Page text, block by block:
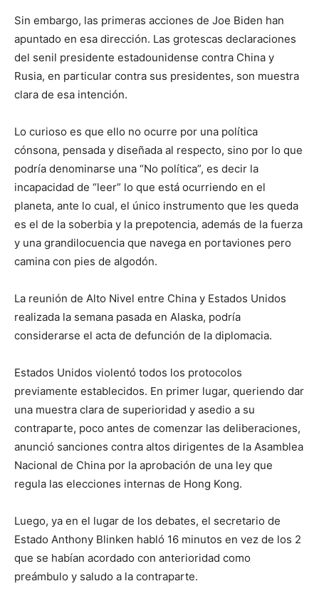
Sin embargo, las primeras acciones de Joe Biden han
apuntado en esa dirección. Las grotescas declaraciones
del senil presidente estadounidense contra China y
Rusia, en particular contra sus presidentes, son muestra
clara de esa intención.
Lo curioso es que ello no ocurre por una política
cónsona, pensada y diseñada al respecto, sino por lo que
podría denominarse una “No política”, es decir la
incapacidad de “leer” lo que está ocurriendo en el
planeta, ante lo cual, el único instrumento que les queda
es el de la soberbia y la prepotencia, además de la fuerza
y una grandilocuencia que navega en portaviones pero
camina con pies de algodón.
La reunión de Alto Nivel entre China y Estados Unidos
realizada la semana pasada en Alaska, podría
considerarse el acta de defunción de la diplomacia.
Estados Unidos violentó todos los protocolos
previamente establecidos. En primer lugar, queriendo dar
una muestra clara de superioridad y asedio a su
contraparte, poco antes de comenzar las deliberaciones,
anunció sanciones contra altos dirigentes de la Asamblea
Nacional de China por la aprobación de una ley que
regula las elecciones internas de Hong Kong.
Luego, ya en el lugar de los debates, el secretario de
Estado Anthony Blinken habló 16 minutos en vez de los 2
que se habían acordado con anterioridad como
preámbulo y saludo a la contraparte.